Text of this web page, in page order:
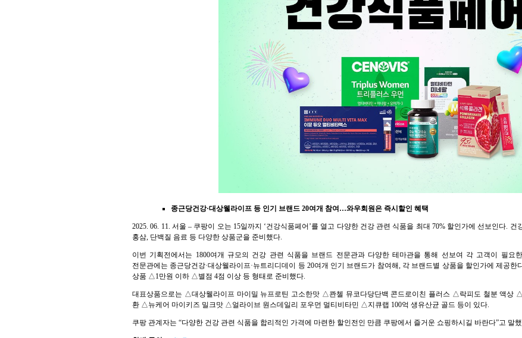
종근당건강·대상웰라이프 등 인기 브랜드 20여개 참여…와우회원은 즉시할인 혜택
2025. 06. 11. 서울 – 쿠팡이 오는 15일까지 ‘건강식품페어’를 열고 다양한 건강 관련 식품을 최대 70% 할인가에 선보인다.
홍삼, 단백질 음료 등 다양한 상품군을 준비했다.
이번 기획전에서는 1800여개 규모의 건강 관련 식품을 브랜드 전문관과 다양한 테마관을 통해 선보여 각 고객이 필요
전문관에는 종근당건강·대상웰라이프·뉴트리디데이 등 20여개 인기 브랜드가 참여해, 각 브랜드별 상품을 할인가에 제공
상품 △1만원 이하 △별점 4점 이상 등 형태로 준비했다.
대표상품으로는 △대상웰라이프 마이밀 뉴프로틴 고소한맛 △콴첼 뮤코다당단백 콘드로이친 플러스 △락피도 철분 액상
환 △뉴케어 마이키즈 밀크맛 △얼라이브 원스데일리 포우먼 멀티비타민 △지큐랩 100억 생유산균 골드 등이 있다.
쿠팡 관계자는 “다양한 건강 관련 식품을 합리적인 가격에 마련한 할인전인 만큼 쿠팡에서 즐거운 쇼핑하시길 바란다”고 말